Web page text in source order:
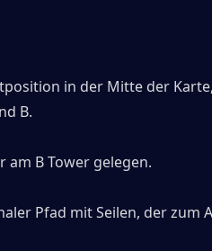
in der Mitte der
B.
am B Tower gelegen.
Pfad mit Seilen, der zum